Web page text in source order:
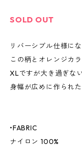
SOLD OUT
リバーシブル仕様に
この柄とオレンジカ
XLですが大き過ぎな
身幅が広めに作られ
•FABRIC
ナイロン 100%